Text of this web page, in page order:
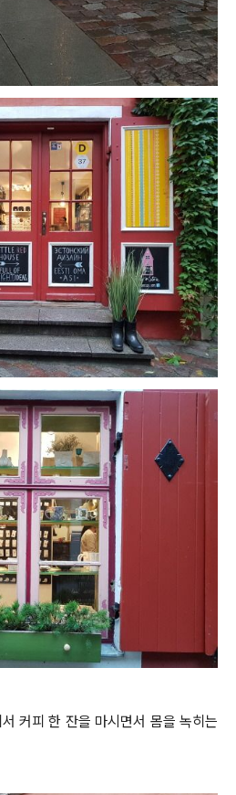
커피 한 잔을 마시면서 몸을 녹히는